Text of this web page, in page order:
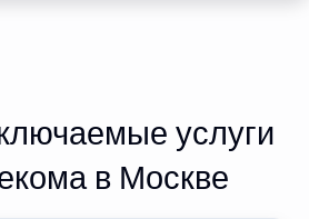
услуги
в Москве